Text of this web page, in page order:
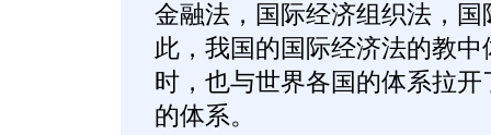
金融法，国际经济组织法，
此，我国的国际经济法的教
时，也与世界各国的体系拉
的体系。